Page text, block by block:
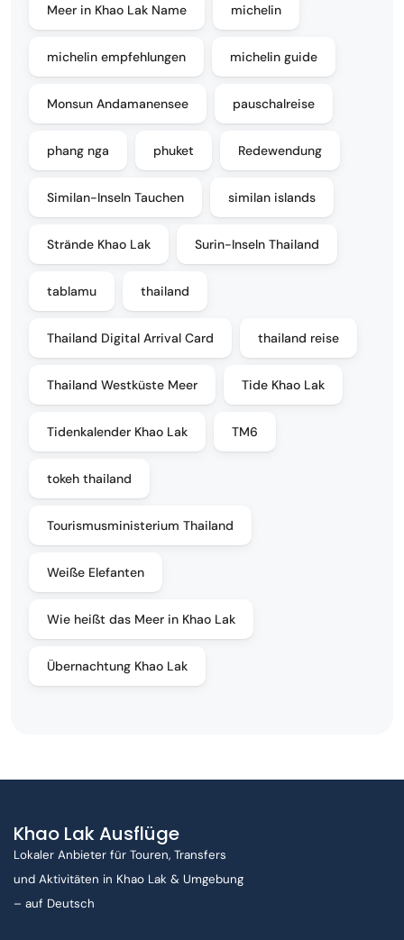
Meer in Khao Lak Name michelin
michelin empfehlungen michelin guide
Monsun Andamanensee pauschalreise
phang nga phuket Redewendung
Similan-Inseln Tauchen similan islands
Strände Khao Lak Surin-Inseln Thailand
tablamu thailand
Thailand Digital Arrival Card thailand reise
Thailand Westküste Meer Tide Khao Lak
Tidenkalender Khao Lak TM6
tokeh thailand
Tourismusministerium Thailand
Weiße Elefanten
Wie heißt das Meer in Khao Lak
Übernachtung Khao Lak
Khao Lak Ausflüge
Lokaler Anbieter für Touren, Transfers
und Aktivitäten in Khao Lak & Umgebung
– auf Deutsch